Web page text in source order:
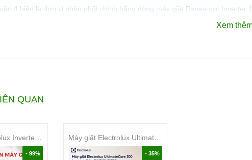
4 hiện là đơn vị phân phối chính hãng dòng máy giặt Panasonic
sản xuất. Sự kết hợp giữa uy tín của thương hiệu Panasonic và dịch vụ
Gia đình đông thành viên (trên 7 người)
chính
Xem
QUAN
- 99% - 35%